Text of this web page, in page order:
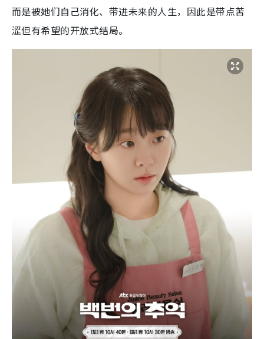
而是被她们自己消化、带进未来的人生，因此是带点苦
涩但有希望的开放式结局。